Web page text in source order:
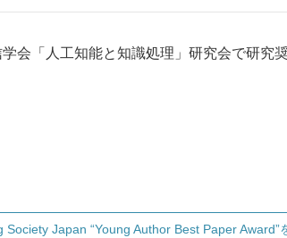
会「人工知能と知識処理」研究会で研究
Japan “Young Author Best Paper Award”